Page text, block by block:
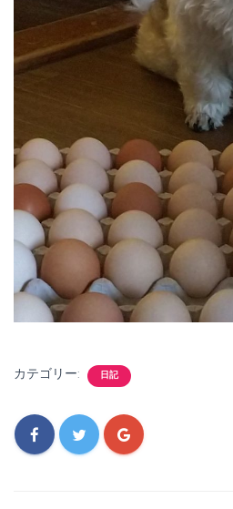
カテゴリー: 日記